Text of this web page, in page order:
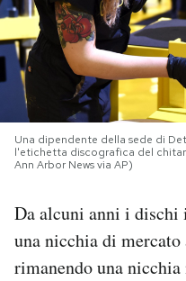
PODCAST
NEWSLETTER
I MIEI PREFERITI
CALENDARIO
Una dipendente della sede di
l'etichetta discografica del
Ann Arbor News via AP)
Da alcuni anni i
una nicchia di
rimanendo una